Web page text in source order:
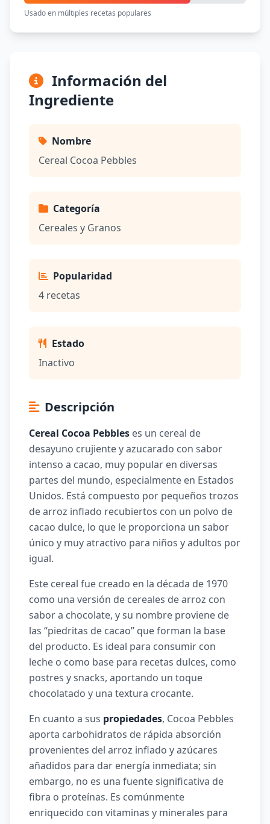
Usado en múltiples recetas populares
Información del
Ingrediente
Nombre
Cereal Cocoa Pebbles
Categoría
Cereales y Granos
Popularidad
4 recetas
Estado
Inactivo
Descripción
Cereal Cocoa Pebbles es un cereal de
desayuno crujiente y azucarado con sabor
intenso a cacao, muy popular en diversas
partes del mundo, especialmente en Estados
Unidos. Está compuesto por pequeños trozos
de arroz inflado recubiertos con un polvo de
cacao dulce, lo que le proporciona un sabor
único y muy atractivo para niños y adultos por
igual.
Este cereal fue creado en la década de 1970
como una versión de cereales de arroz con
sabor a chocolate, y su nombre proviene de
las “piedritas de cacao” que forman la base
del producto. Es ideal para consumir con
leche o como base para recetas dulces, como
postres y snacks, aportando un toque
chocolatado y una textura crocante.
En cuanto a sus propiedades, Cocoa Pebbles
aporta carbohidratos de rápida absorción
provenientes del arroz inflado y azúcares
añadidos para dar energía inmediata; sin
embargo, no es una fuente significativa de
fibra o proteínas. Es comúnmente
enriquecido con vitaminas y minerales para